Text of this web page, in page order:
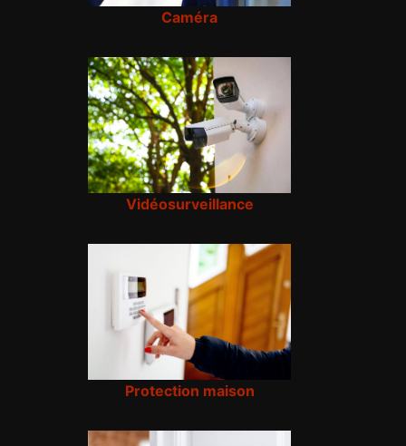
Caméra
Vidéosurveillance
Protection maison